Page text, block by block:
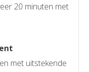
20 minuten met
met uitstekende